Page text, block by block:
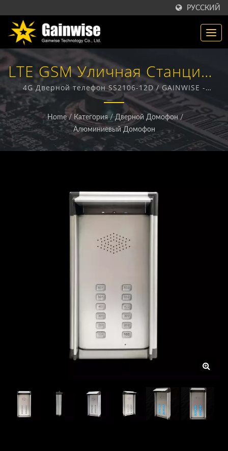
РУССКИЙ
LTE GSM Уличная Станция /
Производитель
Беспроводных Продуктов
4G / 5G | Gainwise
Technology Co., Ltd.
4G Дверной телефон SS2106-12D / GAINWISE -
производитель и экспортер, специализирующийся
на разработке и производстве фиксированных
беспроводных терминалов, 4G домофонов, 4G
открывателей ворот и 4G дымовых извещателей.
Home / Категория / Дверной Домофон /
Алюминиевый Домофон